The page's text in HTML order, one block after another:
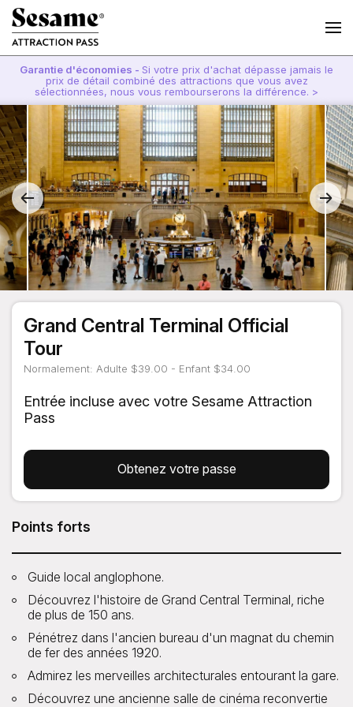
Garantie d'économies - Si votre prix d'achat dépasse jamais le
prix de détail combiné des attractions que vous avez
sélectionnées, nous vous rembourserons la différence. >
Grand Central Terminal Official
Tour
Normalement: Adulte $39.00 - Enfant $34.00
Entrée incluse avec votre Sesame Attraction
Pass
Obtenez votre passe
Points forts
Guide local anglophone.
Découvrez l'histoire de Grand Central Terminal, riche
de plus de 150 ans.
Pénétrez dans l'ancien bureau d'un magnat du chemin
de fer des années 1920.
Admirez les merveilles architecturales entourant la gare.
Découvrez une ancienne salle de cinéma reconvertie